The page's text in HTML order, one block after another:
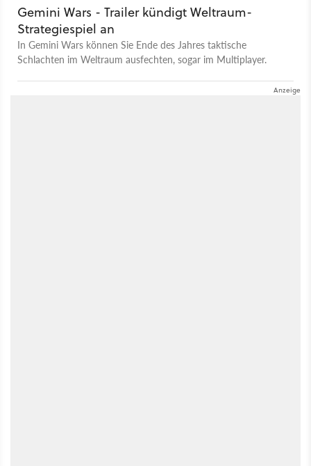
Gemini Wars - Trailer kündigt Weltraum-
Strategiespiel an
In Gemini Wars können Sie Ende des Jahres taktische
Schlachten im Weltraum ausfechten, sogar im Multiplayer.